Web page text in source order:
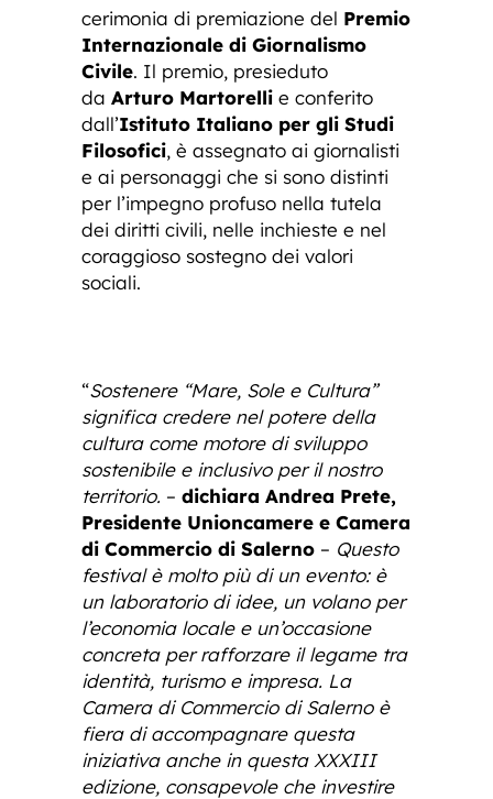
cerimonia di premiazione del Premio
Internazionale di Giornalismo
Civile. Il premio, presieduto
da Arturo Martorelli e conferito
dall’Istituto Italiano per gli Studi
Filosofici, è assegnato ai giornalisti
e ai personaggi che si sono distinti
per l’impegno profuso nella tutela
dei diritti civili, nelle inchieste e nel
coraggioso sostegno dei valori
sociali.
“Sostenere “Mare, Sole e Cultura”
significa credere nel potere della
cultura come motore di sviluppo
sostenibile e inclusivo per il nostro
territorio. – dichiara Andrea Prete,
Presidente Unioncamere e Camera
di Commercio di Salerno – Questo
festival è molto più di un evento: è
un laboratorio di idee, un volano per
l’economia locale e un’occasione
concreta per rafforzare il legame tra
identità, turismo e impresa. La
Camera di Commercio di Salerno è
fiera di accompagnare questa
iniziativa anche in questa XXXIII
edizione, consapevole che investire